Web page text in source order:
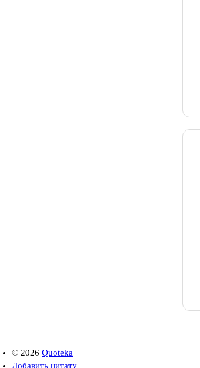
© 2026 Quoteka
Добавить цитату